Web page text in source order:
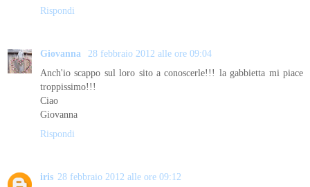
Rispondi
Giovanna
28 febbraio 2012 alle ore 09:04
Anch'io scappo sul loro sito a conoscerle!!! la gabbietta mi piace
troppissimo!!!
Ciao
Giovanna
Rispondi
iris 28 febbraio 2012 alle ore 09:12